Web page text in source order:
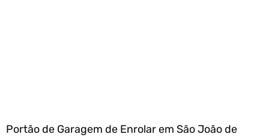
Portão de Garagem de Enrolar em São João de